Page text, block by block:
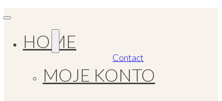
HOME
MOJE KONTO
Contact